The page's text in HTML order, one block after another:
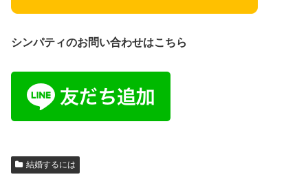
シンパティのお問い合わせはこちら
結婚するには